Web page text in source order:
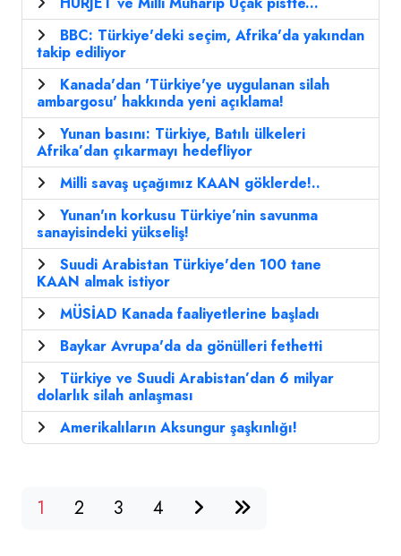
BBC: Türkiye'deki seçim, Afrika'da yakından
takip ediliyor
Kanada'dan 'Türkiye'ye uygulanan silah
ambargosu' hakkında yeni açıklama!
Yunan basını: Türkiye, Batılı ülkeleri
Afrika’dan çıkarmayı hedefliyor
Milli savaş uçağımız KAAN göklerde!..
Yunan'ın korkusu Türkiye’nin savunma
sanayisindeki yükseliş!
Suudi Arabistan Türkiye'den 100 tane
KAAN almak istiyor
MÜSİAD Kanada faaliyetlerine başladı
Baykar Avrupa'da da gönülleri fethetti
Türkiye ve Suudi Arabistan’dan 6 milyar
dolarlık silah anlaşması
Amerikalıların Aksungur şaşkınlığı!
1 2 3 4